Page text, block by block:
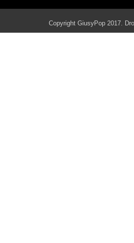
Copyright GiusyPop 2017.